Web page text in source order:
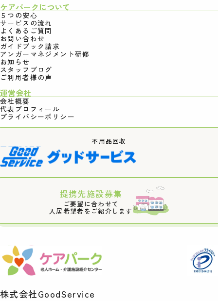
株式会社GoodService
ケアパークについて
５つの安心
サービスの流れ
よくあるご質問
お問い合わせ
ガイドブック請求
アンガーマネジメント研修
お知らせ
スタッフブログ
ご利用者様の声
運営会社
会社概要
代表プロフィール
プライバシーポリシー
不用品回収
提携先施設募集
ご要望に合わせて
入居希望者をご紹介します